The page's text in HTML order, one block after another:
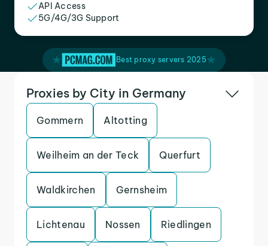
API Access
5G/4G/3G Support
Best proxy servers 2025
Proxies by City in Germany
Gommern Altotting
Weilheim an der Teck Querfurt
Waldkirchen Gernsheim
Lichtenau Nossen Riedlingen